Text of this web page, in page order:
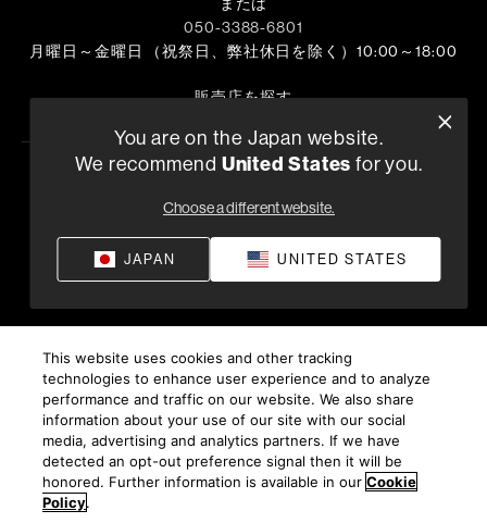
050-3388-6801
月曜日～金曜日 （祝祭日、弊社休日を除く）10:00～18:00
販売店を探す
Harman International Industries, Incorporated 無断転載を禁
じます。
You are on the Japan website.
We recommend United States for you.
Choose a different website.
JAPAN UNITED STATES
This website uses cookies and other tracking
technologies to enhance user experience and to analyze
performance and traffic on our website. We also share
information about your use of our site with our social
media, advertising and analytics partners. If we have
detected an opt-out preference signal then it will be
honored. Further information is available in our Cookie
Policy.